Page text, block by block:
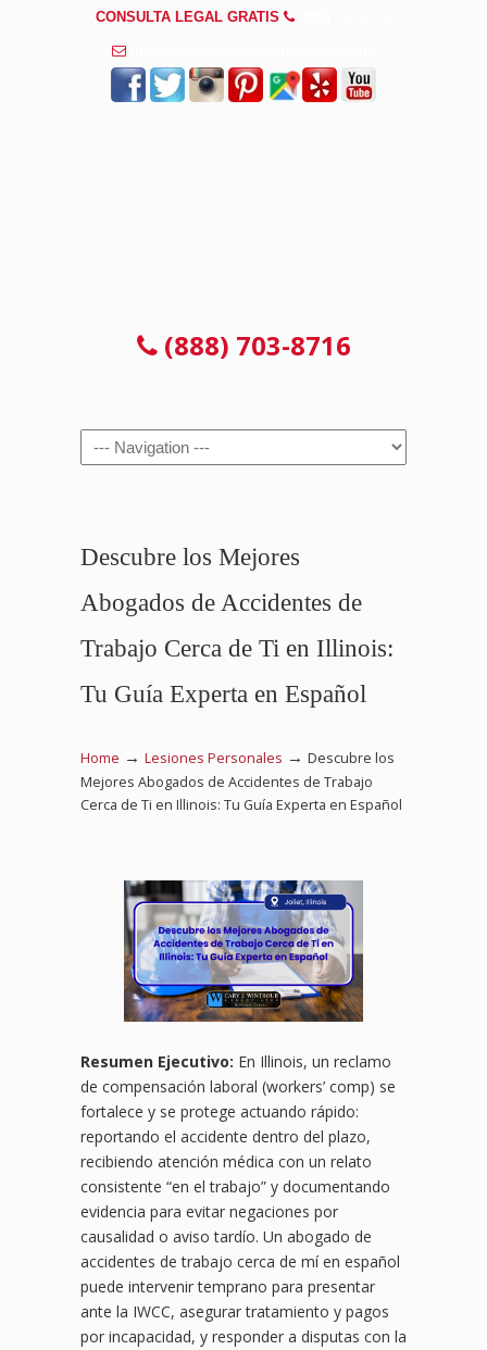
CONSULTA LEGAL GRATIS
(888) 703-8716
Navigation
Descubre los Mejores
Abogados de Accidentes de
Trabajo Cerca de Ti en Illinois:
Tu Guía Experta en Español
Home → Lesiones Personales → Descubre los
Mejores Abogados de Accidentes de Trabajo
Cerca de Ti en Illinois: Tu Guía Experta en Español
Resumen Ejecutivo: En Illinois, un reclamo
de compensación laboral (workers’ comp) se
fortalece y se protege actuando rápido:
reportando el accidente dentro del plazo,
recibiendo atención médica con un relato
consistente “en el trabajo” y documentando
evidencia para evitar negaciones por
causalidad o aviso tardío. Un abogado de
accidentes de trabajo cerca de mí en español
puede intervenir temprano para presentar
ante la IWCC, asegurar tratamiento y pagos
por incapacidad, y responder a disputas con la